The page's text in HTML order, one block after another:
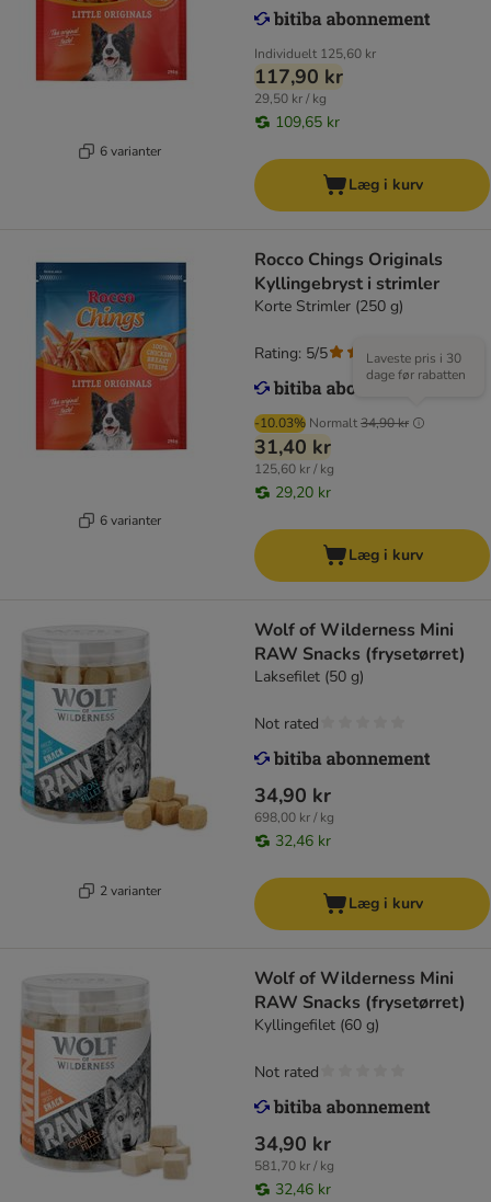
6 varianter
Individuelt 125,60 kr
117,90 kr
29,50 kr / kg
109,65 kr
Læg i kurv
6 varianter
Rocco Chings Originals
Kyllingebryst i strimler
Korte Strimler (250 g)
-10.03% Normalt34,90 kr
Laveste pris i 30
dage før rabatten
31,40 kr
125,60 kr / kg
29,20 kr
Rating: 5/5 (1)
Læg i kurv
2 varianter
Wolf of Wilderness Mini
RAW Snacks (frysetørret)
Laksefilet (50 g)
34,90 kr
698,00 kr / kg
32,46 kr
Not rated
Læg i kurv
Wolf of Wilderness Mini
RAW Snacks (frysetørret)
Kyllingefilet (60 g)
34,90 kr
581,70 kr / kg
32,46 kr
Not rated